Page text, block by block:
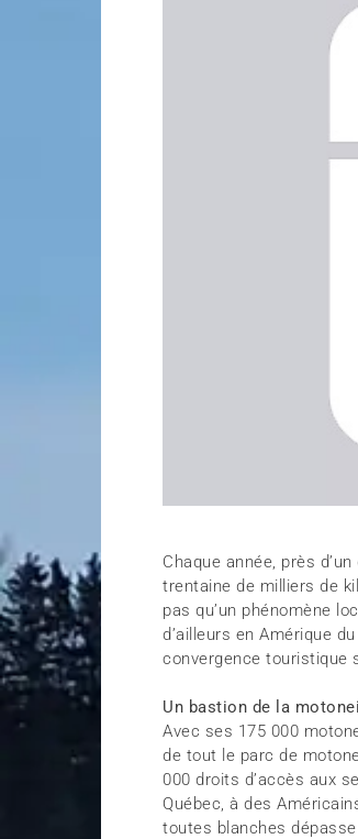
Chaque année, près
trentaine de milliers de
pas qu’un phénomène
d’ailleurs en Amérique
convergence touristique
Un bastion de la
Avec ses 175 000
de tout le parc de
000 droits d’accès aux
Québec, à des
toutes blanches